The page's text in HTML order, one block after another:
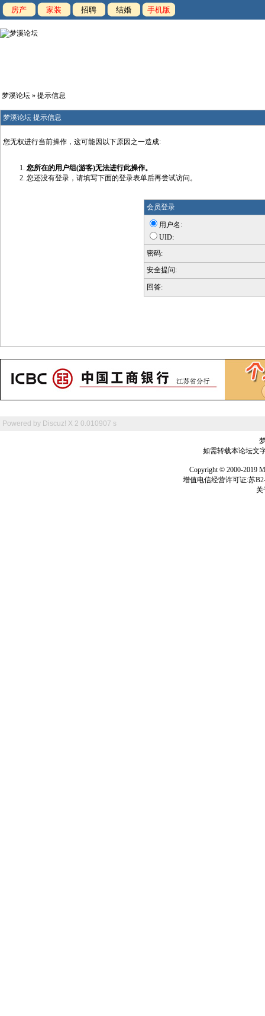
房产 家装 招聘 结婚 手机版
梦溪论坛 » 提示信息
梦溪论坛 提示信息
您无权进行当前操作，这可能因以下原因之一造成:
您所在的用户组(游客)无法进行此操作。
您还没有登录，请填写下面的登录表单后再尝试访问。
会员登录
用户名:
UID:
密码:
安全提问:
回答:
Powered by Discuz! X 2 0.010907 s
如需转载本论坛文
Copyright © 2000-2019
增值电信经营许可证:苏
关